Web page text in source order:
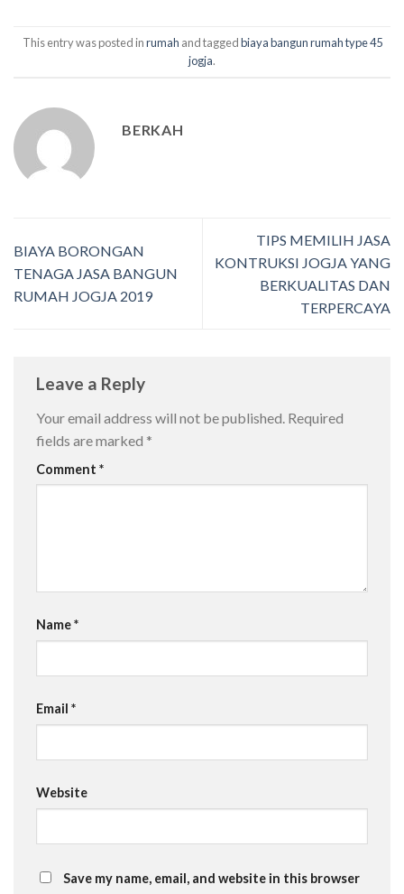
This entry was posted inrumah and taggedbiaya bangun rumah type 45
jogja.
BERKAH
BIAYA BORONGAN
TENAGA JASA BANGUN
RUMAH JOGJA 2019
TIPS MEMILIH JASA
KONTRUKSI JOGJA YANG
BERKUALITAS DAN
TERPERCAYA
Leave a Reply
Your email address will not be published. Required
fields are marked *
Comment *
Name*
Email *
Website
Save my name, email, and website in this browser